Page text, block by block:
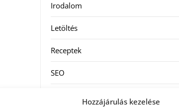
Hozzájárulás kezelése
Irodalom
Letöltés
Receptek
SEO